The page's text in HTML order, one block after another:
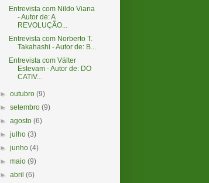
Entrevista com Nildo Viana
- Autor de: A
REVOLUÇÃO...
Entrevista com Norberto T.
Takahashi - Autor de: B...
Entrevista com Válter
Estevam - Autor de: DO
CATIV...
►outubro(9)
►setembro(9)
►agosto(6)
►julho(3)
►junho(4)
►maio(9)
►abril(6)